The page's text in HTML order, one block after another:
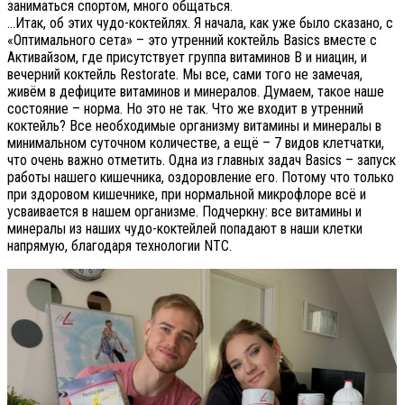
заниматься спортом, много общаться.
…Итак, об этих чудо-коктейлях. Я начала, как уже было сказано, с
«Оптимального сета» – это утренний коктейль Basics вместе с
Активайзом, где присутствует группа витаминов B и ниацин, и
вечерний коктейль Restorate. Мы все, сами того не замечая,
живём в дефиците витаминов и минералов. Думаем, такое наше
состояние – норма. Но это не так. Что же входит в утренний
коктейль? Все необходимые организму витамины и минералы в
минимальном суточном количестве, а ещё – 7 видов клетчатки,
что очень важно отметить. Одна из главных задач Basics – запуск
работы нашего кишечника, оздоровление его. Потому что только
при здоровом кишечнике, при нормальной микрофлоре всё и
усваивается в нашем организме. Подчеркну: все витамины и
минералы из наших чудо-коктейлей попадают в наши клетки
напрямую, благодаря технологии NTC.